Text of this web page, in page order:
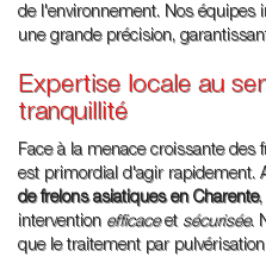
de l'environnement. Nos équipes
une grande précision,
Expertise locale au
tranquillité
Face à la menace croissante des
est primordial d'agir rapidement.
de frelons asiatiques en Charente,
intervention efficaceet sécurisée.
que le traitement par